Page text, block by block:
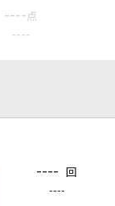
---- 点
----
---- 回
----